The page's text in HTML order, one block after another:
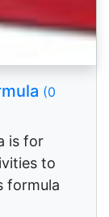
(0
is for
to
formula